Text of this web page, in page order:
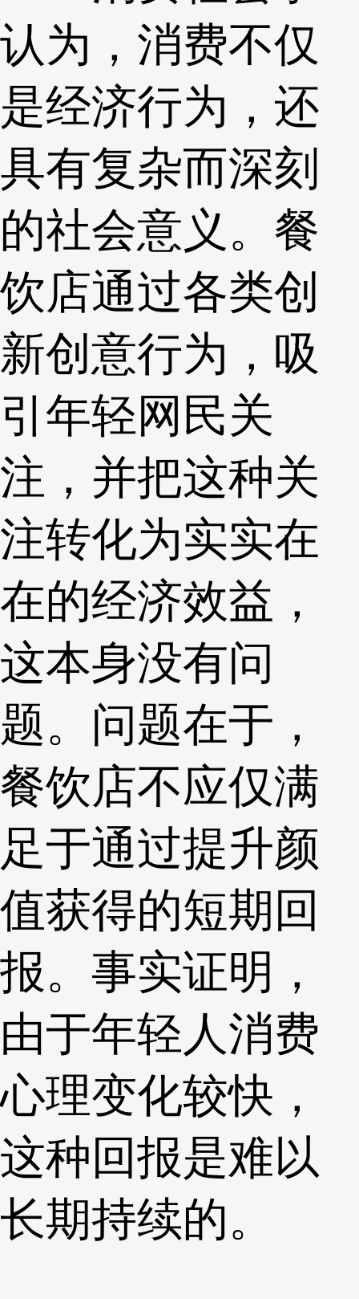
认为，消费不仅
是经济行为，还
具有复杂而深刻
的社会意义。餐
饮店通过各类创
新创意行为，吸
引年轻网民关
注，并把这种关
注转化为实实在
在的经济效益，
这本身没有问
题。问题在于，
餐饮店不应仅满
足于通过提升颜
值获得的短期回
报。事实证明，
由于年轻人消费
心理变化较快，
这种回报是难以
长期持续的。